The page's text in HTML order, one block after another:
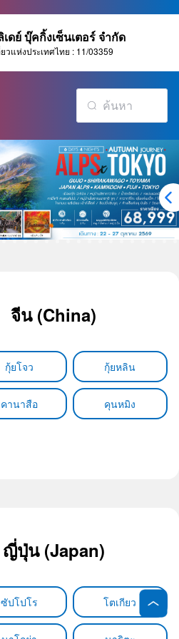
ดย์ บุ๊คกิ้งเซ็นเตอร์ จำกัด
แห่งประเทศไทย : 11/03359
จีน (China)
กุ้ยโจว กุ้ยหลิน
คานาสือ คุนหมิง
ญี่ปุ่น (Japan)
ซัปโปโร โตเกียว